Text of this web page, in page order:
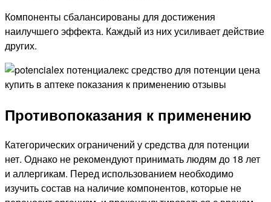
Компоненты сбалансированы для достижения
наилучшего эффекта. Каждый из них усиливает действие
других.
Противопоказания к применению
Категорических ограничений у средства для потенции
нет. Однако не рекомендуют принимать людям до 18 лет
и аллергикам. Перед использованием необходимо
изучить состав на наличие компонентов, которые не